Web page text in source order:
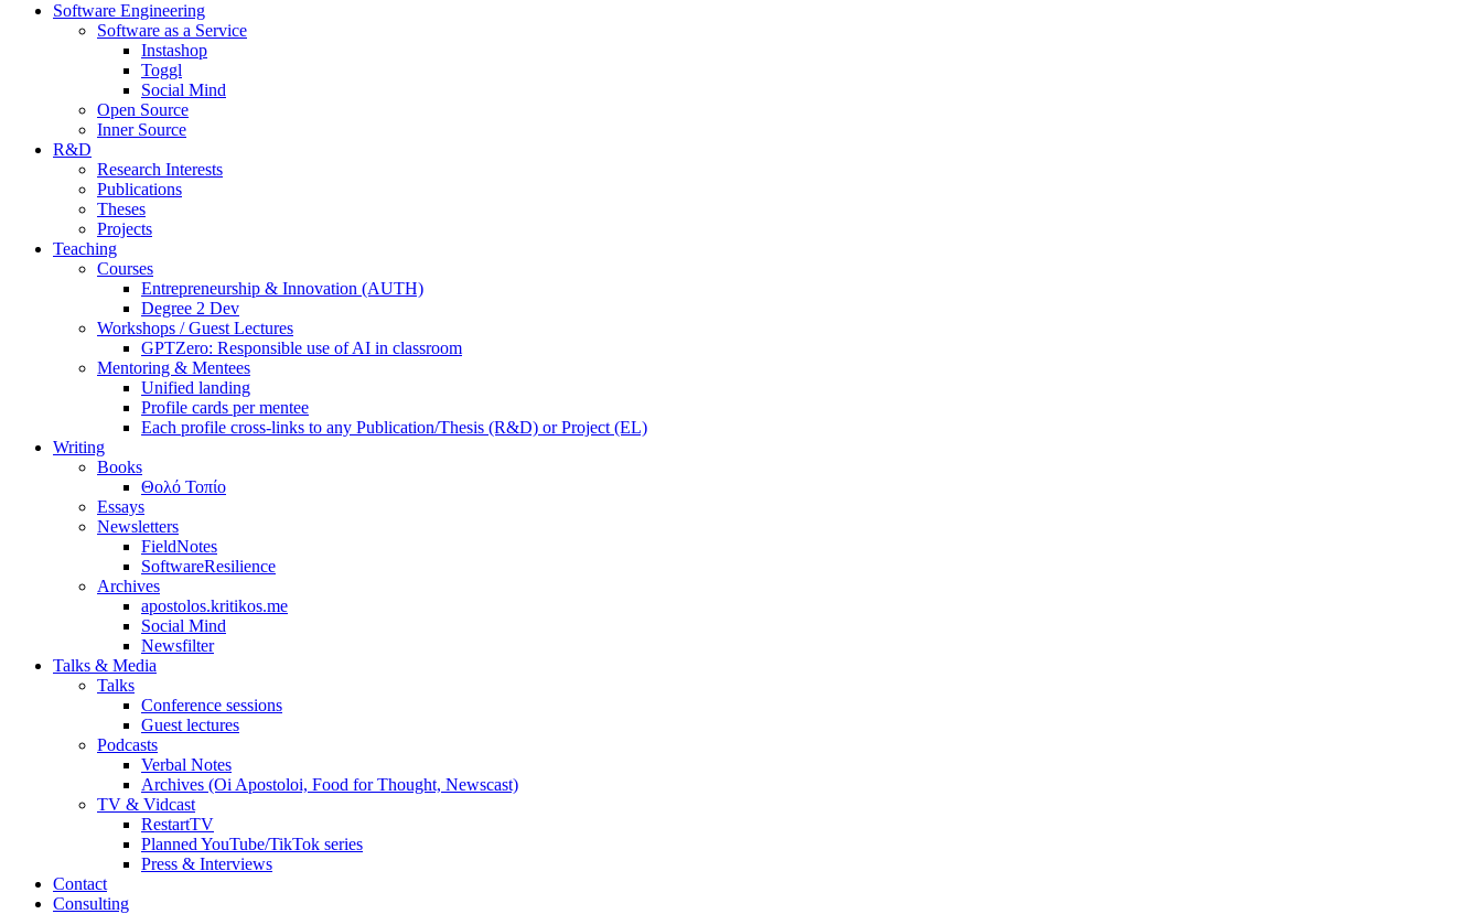
Software Engineering
Software as a Service
Instashop
Toggl
Social Mind
Open Source
Inner Source
R&D
Research Interests
Publications
Theses
Projects
Teaching
Courses
Entrepreneurship & Innovation (AUTH)
Degree 2 Dev
Workshops / Guest Lectures
GPTZero: Responsible use of AI in classroom
Mentoring & Mentees
Unified landing
Profile cards per mentee
Each profile cross-links to any Publication/Thesis (R&D) or Project (EL)
Writing
Books
Θολό Τοπίο
Essays
Newsletters
FieldNotes
SoftwareResilience
Archives
apostolos.kritikos.me
Social Mind
Newsfilter
Talks & Media
Talks
Conference sessions
Guest lectures
Podcasts
Verbal Notes
Archives (Oi Apostoloi, Food for Thought, Newscast)
TV & Vidcast
RestartTV
Planned YouTube/TikTok series
Press & Interviews
Contact
Consulting